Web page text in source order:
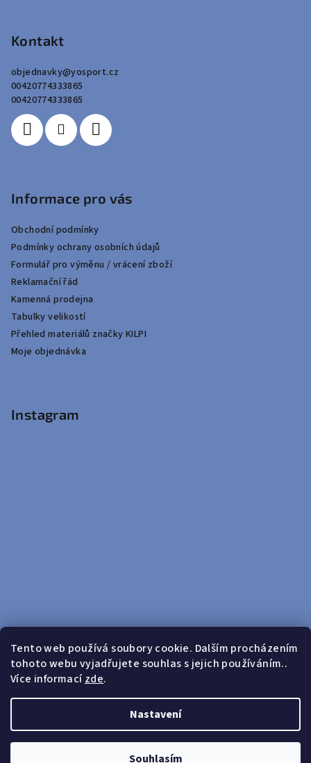
Tento web používá soubory cookie. Dalším procházením
tohoto webu vyjadřujete souhlas s jejich používáním..
Více informacízde.
Nastavení
Souhlasím
Kontakt
objednavky@yosport.cz
00420774333865
00420774333865
Informace pro vás
Obchodní podmínky
Podmínky ochrany osobních údajů
Formulář pro výměnu / vrácení zboží
Reklamační řád
Kamenná prodejna
Tabulky velikostí
Přehled materiálů značky KILPI
Moje objednávka
Instagram
Sledovat na Instagramu
Doprava zdarma od 599 Kč